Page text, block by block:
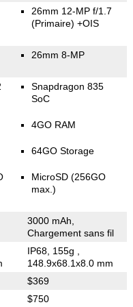
26mm 12-MP f/1.7
(Primaire) +OIS
26mm 8-MP
Snapdragon 835
SoC
4GO RAM
64GO Storage
MicroSD (256GO
max.)
3000 mAh,
Chargement sans fil
IP68, 155g
148.9x68.1x8.0 mm
$369
$750